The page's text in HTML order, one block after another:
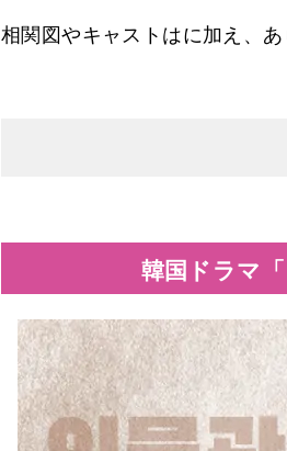
相関図やキャストはに加え、
韓国ドラマ